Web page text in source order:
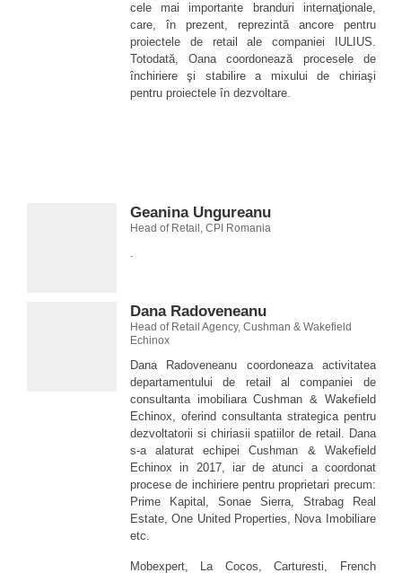
cele mai importante branduri internaţionale,
care, în prezent, reprezintă ancore pentru
proiectele de retail ale companiei IULIUS.
Totodată, Oana coordonează procesele de
închiriere şi stabilire a mixului de chiriaşi
pentru proiectele în dezvoltare.
Geanina Ungureanu
Head of Retail, CPI Romania
.
Dana Radoveneanu
Head of Retail Agency, Cushman & Wakefield
Echinox
Dana Radoveneanu coordoneaza activitatea
departamentului de retail al companiei de
consultanta imobiliara Cushman & Wakefield
Echinox, oferind consultanta strategica pentru
dezvoltatorii si chiriasii spatiilor de retail. Dana
s-a alaturat echipei Cushman & Wakefield
Echinox in 2017, iar de atunci a coordonat
procese de inchiriere pentru proprietari precum:
Prime Kapital, Sonae Sierra, Strabag Real
Estate, One United Properties, Nova Imobiliare
etc.
Mobexpert, La Cocos, Carturesti, French